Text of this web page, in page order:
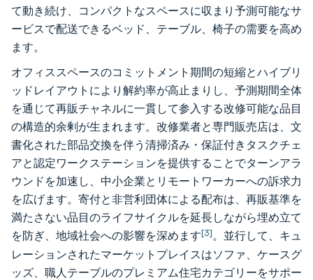
て動き続け、コンパクトなスペースに収まり予測可能なサ
ービスで配送できるベッド、テーブル、椅子の需要を高め
ます。
オフィススペースのコミットメント期間の短縮とハイブリ
ッドレイアウトにより解約率が高止まりし、予測期間全体
を通じて再販チャネルに一貫して参入する改修可能な品目
の構造的余剰が生まれます。改修業者と専門販売店は、文
書化された部品交換を伴う清掃済み・保証付きタスクチェ
アと認定ワークステーションを提供することでターンアラ
ウンドを加速し、中小企業とリモートワーカーへの訴求力
を広げます。寄付と非営利団体による配布は、再販基準を
満たさない品目のライフサイクルを延長しながら埋め立て
を防ぎ、地域社会への影響を深めます[3]。並行して、キュ
レーションされたマーケットプレイスはソファ、ケースグ
ッズ、職人テーブルのプレミアム住宅カテゴリーをサポー